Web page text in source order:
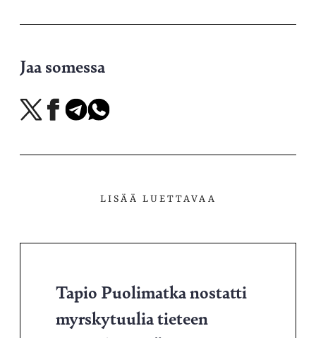
Jaa somessa
Jaa
X-
Jaa
Facebookissa
Jaa
Telegramissa
Jaa
WhatsAppissa
LISÄÄ LUETTAVAA
Tapio Puolimatka nostatti
myrskytuulia tieteen